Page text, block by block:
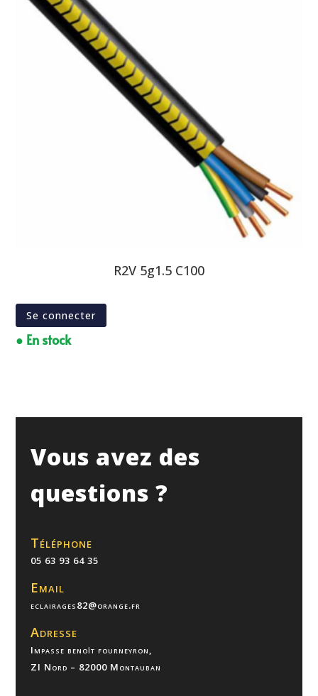
R2V 5g1.5 C100
Se connecter
● En stock
Vous avez des
questions ?
Téléphone
05 63 93 64 35
Email
eclairages82@orange.fr
Adresse
Impasse benoît fourneyron,
ZI Nord – 82000 Montauban